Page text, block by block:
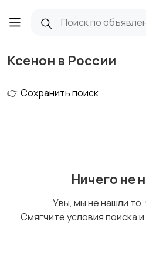
Ксенон в России
👉 Сохранить поиск
Ничего не
Увы, мы не нашли то,
Смягчите условия поиска